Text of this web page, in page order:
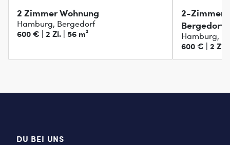
2 Zimmer Wohnung
Hamburg, Bergedorf
600 € | 2 Zi. | 56 m²
2-Zimmer-
Bergedorf
Hamburg,
600 € | 2 Zi.
DU BEI UNS